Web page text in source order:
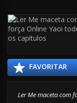
FAVORITAR
Ler Me maceta com